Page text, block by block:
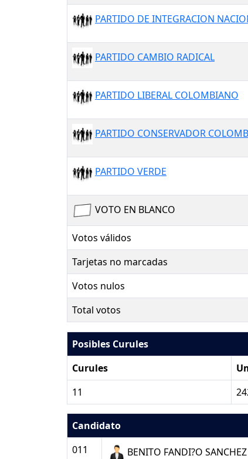
PARTIDO DE INTEGRACION
PARTIDO CAMBIO RADICAL
PARTIDO LIBERAL COLOMBIANO
PARTIDO CONSERVADOR
PARTIDO VERDE
VOTO EN BLANCO
Votos válidos
Tarjetas no marcadas
Votos nulos
Total votos
Posibles Curules
Curules
11
Candidato
011
BENITO FANDI?O SANCHEZ